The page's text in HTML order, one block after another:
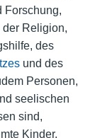
Forschung,
Religion,
des
und des
Personen,
seelischen
sind,
Kinder.